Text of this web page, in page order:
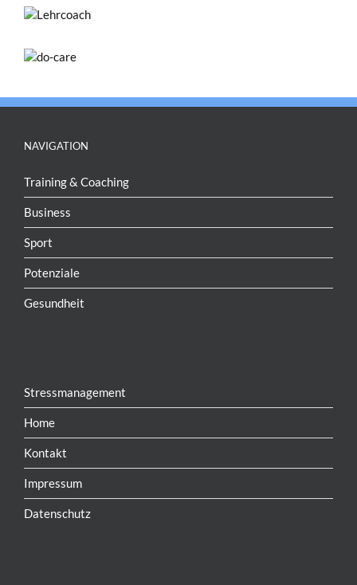
NAVIGATION
Training & Coaching
Business
Sport
Potenziale
Gesundheit
Stressmanagement
Home
Kontakt
Impressum
Datenschutz